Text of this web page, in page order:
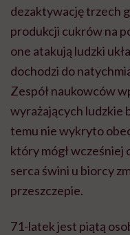
dezaktywację trzech
produkcji cukrów na
one atakują ludzki
dochodzi do
Zespół naukowców
wyrażających ludzkie
temu nie wykryto
który mógł wcześniej
serca świni u biorcy
przeszczepie.
71-latek jest piątą